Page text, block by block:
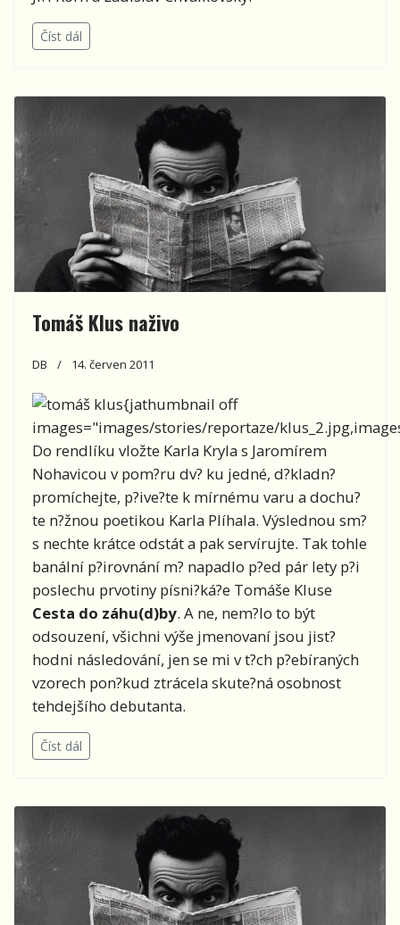
Číst dál
Tomáš Klus naživo
DB 14. červen 2011
{jathumbnail off
images="images/stories/reportaze/
Do rendlíku vložte Karla Kryla s Jaromírem
Nohavicou v pom?ru dv? ku jedné, d?kladn?
promíchejte, p?ive?te k mírnému varu a dochu?
te n?žnou poetikou Karla Plíhala. Výslednou sm?
s nechte krátce odstát a pak servírujte. Tak tohle
banální p?irovnání m? napadlo p?ed pár lety p?i
poslechu prvotiny písni?ká?e Tomáše Kluse
Cesta do záhu(d)by. A ne, nem?lo to být
odsouzení, všichni výše jmenovaní jsou jist?
hodni následování, jen se mi v t?ch p?ebíraných
vzorech pon?kud ztrácela skute?ná osobnost
tehdejšího debutanta.
Číst dál